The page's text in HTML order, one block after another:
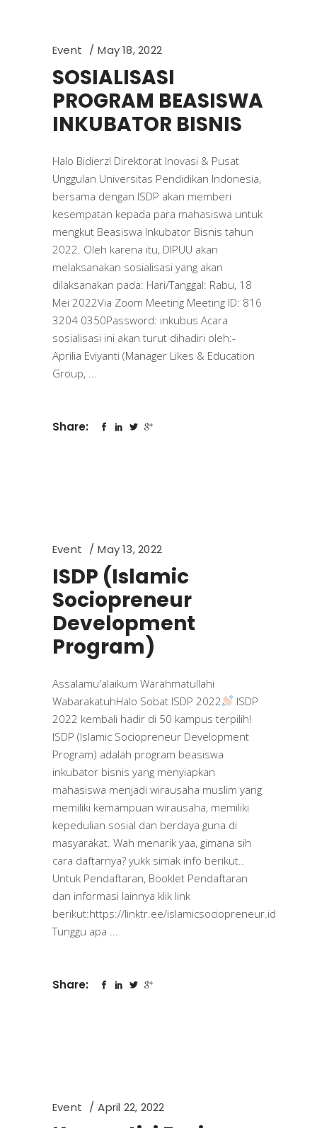
Event May 18, 2022
SOSIALISASI
PROGRAM BEASISWA
INKUBATOR BISNIS
Halo Bidierz! Direktorat Inovasi & Pusat
Unggulan Universitas Pendidikan Indonesia,
bersama dengan ISDP akan memberi
kesempatan kepada para mahasiswa untuk
mengkut Beasiswa Inkubator Bisnis tahun
2022. Oleh karena itu, DIPUU akan
melaksanakan sosialisasi yang akan
dilaksanakan pada: Hari/Tanggal: Rabu, 18
Mei 2022Via Zoom Meeting Meeting ID: 816
3204 0350Password: inkubus Acara
sosialisasi ini akan turut dihadiri oleh:-
Aprilia Eviyanti (Manager Likes & Education
Group,
Share:
Event May 13, 2022
ISDP (Islamic
Sociopreneur
Development
Program)
Assalamu'alaikum Warahmatullahi
WabarakatuhHalo Sobat ISDP 2022
ISDP
2022 kembali hadir di 50 kampus terpilih!
ISDP (Islamic Sociopreneur Development
Program) adalah program beasiswa
inkubator bisnis yang menyiapkan
mahasiswa menjadi wirausaha muslim yang
memiliki kemampuan wirausaha, memiliki
kepedulian sosial dan berdaya guna di
masyarakat. Wah menarik yaa, gimana sih
cara daftarnya? yukk simak info berikut..
Untuk Pendaftaran, Booklet Pendaftaran
dan informasi lainnya klik link
berikut:https://linktr.ee/islamicsociopreneur.id
Tunggu apa
Share:
Event April 22, 2022